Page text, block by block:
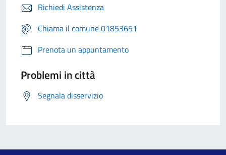
Richiedi Assistenza
Chiama il comune 01853651
Prenota un appuntamento
Problemi in città
Segnala disservizio